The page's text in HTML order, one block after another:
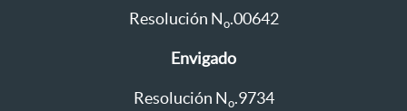
Resolución N o.00642
Envigado
Resolución N o.9734